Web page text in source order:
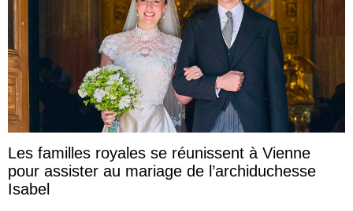
Les familles royales se réunissent à Vienne
pour assister au mariage de l’archiduchesse
Isabel